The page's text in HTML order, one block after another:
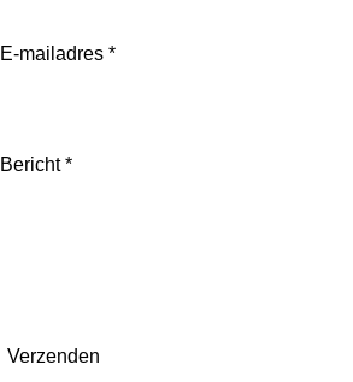
E-mailadres *
Bericht *
Verzenden